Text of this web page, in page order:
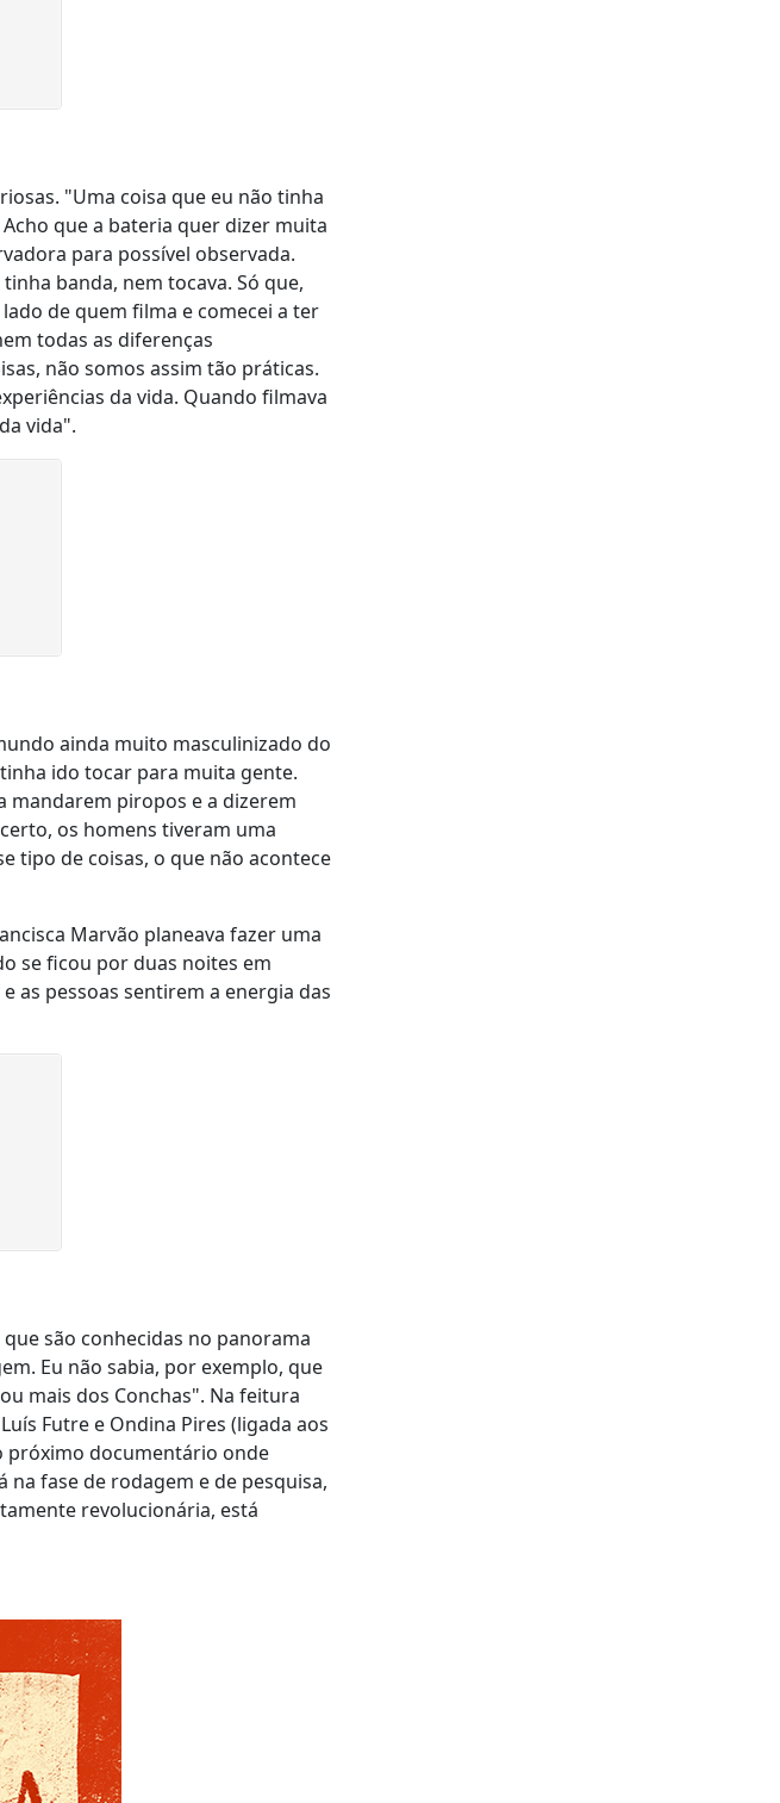
"Uma coisa que eu não tinha
que a bateria quer dizer muita
para possível observada.
banda, nem tocava. Só que,
de quem filma e comecei a ter
todas as diferenças
não somos assim tão práticas.
da vida. Quando filmava
vida".
ainda muito masculinizado do
ido tocar para muita gente.
mandarem piropos e a dizerem
os homens tiveram uma
tipo de coisas, o que não acontece
Marvão planeava fazer uma
se ficou por duas noites em
as pessoas sentirem a energia das
são conhecidas no panorama
Eu não sabia, por exemplo, que
mais dos Conchas". Na feitura
Futre e Ondina Pires (ligada aos
próximo documentário onde
na fase de rodagem e de pesquisa,
revolucionária, está